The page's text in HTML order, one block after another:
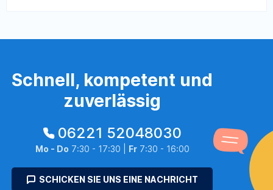
Schnell, kompetent und
zuverlässig
06221 52048030
Mo - Do 7:30 - 17:30 | Fr7:30 - 16:00
SCHICKEN SIE UNS EINE NACHRICHT